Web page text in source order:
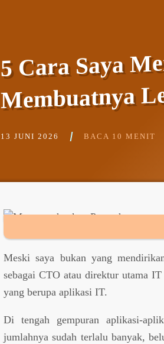
5 Cara Saya
Membuatnya
13 JUNI 2026 BACA 10 MENIT
Meski saya bukan yang
sebagai CTO atau direktur utama
yang berupa aplikasi IT.
Di tengah gempuran aplikasi-
jumlahnya sudah terlalu banyak,